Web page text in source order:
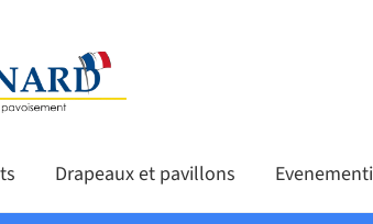
Drapeaux et pavillons